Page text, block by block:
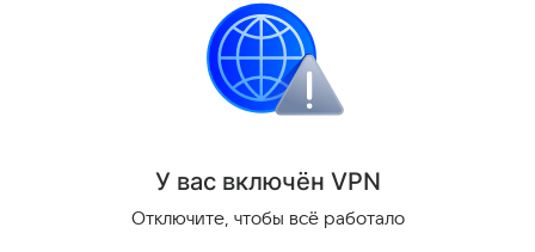
писала, что раскрыто, когда
нейроны начинают делиться на типы.
У вас включён VPN
Отключите, чтобы всё работало